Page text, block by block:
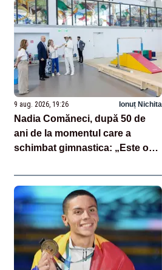
9 aug. 2026, 19:26 Ionuț Nichita
Nadia Comăneci, după 50 de
ani de la momentul care a
schimbat gimnastica: „Este o